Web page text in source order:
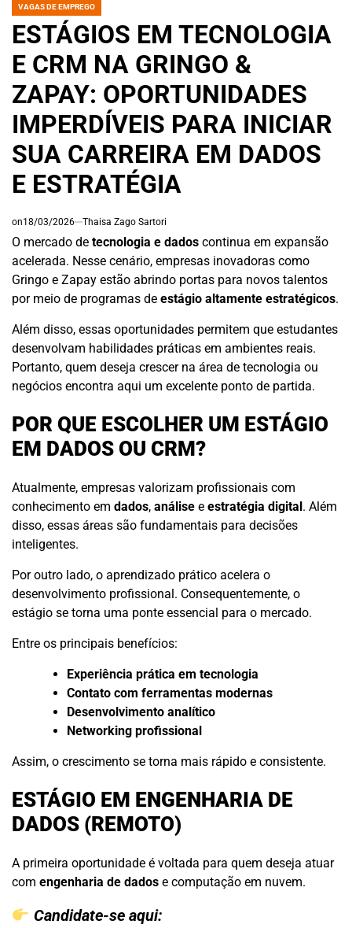
POSTED
VAGAS DE EMPREGO
ESTÁGIOS EM TECNOLOGIA
E CRM NA GRINGO &
ZAPAY: OPORTUNIDADES
IMPERDÍVEIS PARA INICIAR
SUA CARREIRA EM DADOS
E ESTRATÉGIA
on18/03/2026 Thaisa Zago Sartori
O mercado de tecnologia e dados continua em expansão
acelerada. Nesse cenário, empresas inovadoras como
Gringo e Zapay estão abrindo portas para novos talentos
por meio de programas de estágio altamente estratégicos.
Além disso, essas oportunidades permitem que estudantes
desenvolvam habilidades práticas em ambientes reais.
Portanto, quem deseja crescer na área de tecnologia ou
negócios encontra aqui um excelente ponto de partida.
POR QUE ESCOLHER UM ESTÁGIO
EM DADOS OU CRM?
Atualmente, empresas valorizam profissionais com
conhecimento em dados, análise e estratégia digital. Além
disso, essas áreas são fundamentais para decisões
inteligentes.
Por outro lado, o aprendizado prático acelera o
desenvolvimento profissional. Consequentemente, o
estágio se torna uma ponte essencial para o mercado.
Entre os principais benefícios:
Experiência prática em tecnologia
Contato com ferramentas modernas
Desenvolvimento analítico
Networking profissional
Assim, o crescimento se torna mais rápido e consistente.
ESTÁGIO EM ENGENHARIA DE
DADOS (REMOTO)
A primeira oportunidade é voltada para quem deseja atuar
com engenharia de dados e computação em nuvem.
Candidate-se aqui: